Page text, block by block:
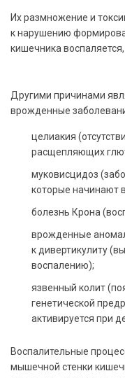
Их размножение и
к нарушению
кишечника
Другими причинами
врожденные
целиакия
расщепляющих
муковисцидоз
которые начинают
болезнь Крона
врожденные
к дивертикулиту
воспалению);
язвенный колит
генетической
активируется при
Воспалительные
мышечной стенки